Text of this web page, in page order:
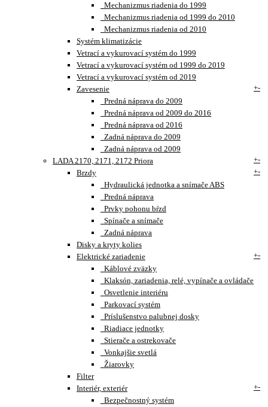
Mechanizmus riadenia do 1999
Mechanizmus riadenia od 1999 do 2010
Mechanizmus riadenia od 2010
Systém klimatizácie
Vetrací a vykurovací systém do 1999
Vetrací a vykurovací systém od 1999 do 2019
Vetrací a vykurovací systém od 2019
Zavesenie
+-
Predná náprava do 2009
Predná náprava od 2009 do 2016
Predná náprava od 2016
Zadná náprava do 2009
Zadná náprava od 2009
LADA 2170, 2171, 2172 Priora
+-
Brzdy
+-
Hydraulická jednotka a snímače ABS
Predná náprava
Prvky pohonu bŕzd
Spínače a snímače
Zadná náprava
Disky a kryty kolies
Elektrické zariadenie
+-
Káblové zväzky
Klaksón, zariadenia, relé, vypínače a ovládače
Osvetlenie interiéru
Parkovací systém
Príslušenstvo palubnej dosky
Riadiace jednotky
Stierače a ostrekovače
Vonkajšie svetlá
Žiarovky
Filter
Interiér, exteriér
+-
Bezpečnostný systém